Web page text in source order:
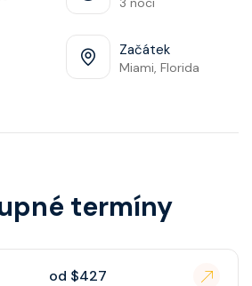
Začátek
Miami, Florida
termíny
od $427